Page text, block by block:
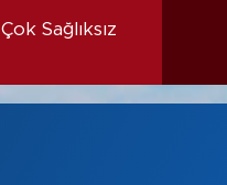
Çok Sağlıksız